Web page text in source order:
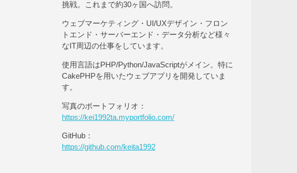
挑戦。これまで約30ヶ国へ訪問。
ウェブマーケティング・UI/UXデザイン・フロン
トエンド・サーバーエンド・データ分析など様々
なIT周辺の仕事をしています。
使用言語はPHP/Python/JavaScriptがメイン。特に
CakePHPを用いたウェブアプリを開発していま
す。
写真のポートフォリオ：
https://kei1992ta.myportfolio.com/
GitHub：
https://github.com/keita1992